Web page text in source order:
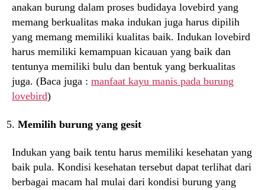
anakan burung dalam proses budidaya lovebird yang
memang berkualitas maka indukan juga harus dipilih
yang memang memiliki kualitas baik. Indukan lovebird
harus memiliki kemampuan kicauan yang baik dan
tentunya memiliki bulu dan bentuk yang berkualitas
juga. (Baca juga : manfaat kayu manis pada burung
lovebird)
Memilih burung yang gesit
Indukan yang baik tentu harus memiliki kesehatan yang
baik pula. Kondisi kesehatan tersebut dapat terlihat dari
berbagai macam hal mulai dari kondisi burung yang